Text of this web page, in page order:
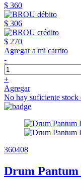
$ 360
$ 306
$ 270
Agregar a mi carrito
-
+
Agregar
No hay suficiente stock
360408
Drum